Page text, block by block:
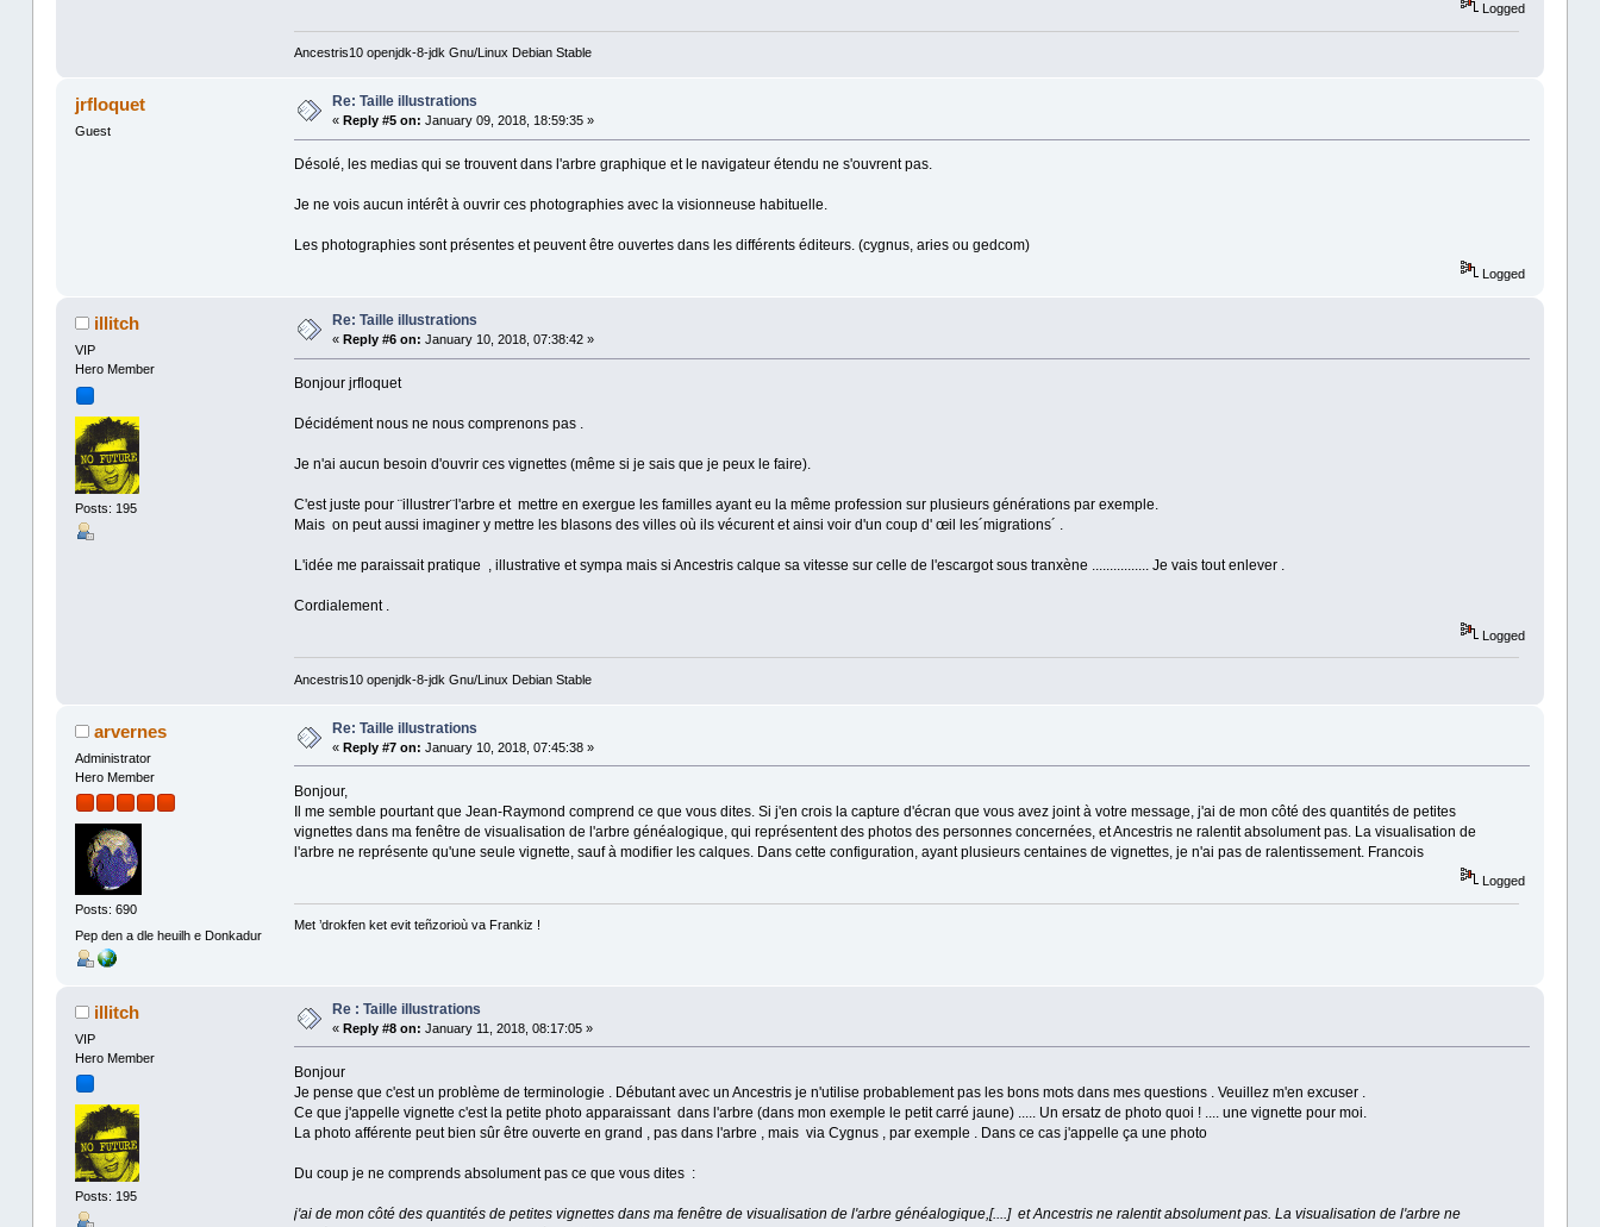
Logged
Ancestris10 openjdk-8-jdk Gnu/Linux Debian Stable
jrfloquet
Guest
Re: Taille illustrations
« Reply #5 on: January 09, 2018, 18:59:35 »
Désolé, les medias qui se trouvent dans l'arbre graphique et le navigateur étendu ne s'ouvrent pas.
Je ne vois aucun intérêt à ouvrir ces photographies avec la visionneuse habituelle.
Les photographies sont présentes et peuvent être ouvertes dans les différents éditeurs. (cygnus, aries ou gedcom)
Logged
illitch
VIP
Hero Member
Posts: 195
Re: Taille illustrations
« Reply #6 on: January 10, 2018, 07:38:42 »
Bonjour jrfloquet
Décidément nous ne nous comprenons pas .
Je n'ai aucun besoin d'ouvrir ces vignettes (même si je sais que je peux le faire).
C'est juste pour ¨illustrer¨l'arbre et mettre en exergue les familles ayant eu la même profession sur plusieurs générations par exemple.
Mais on peut aussi imaginer y mettre les blasons des villes où ils vécurent et ainsi voir d'un coup d' œil les´migrations´ .
L'idée me paraissait pratique , illustrative et sympa mais si Ancestris calque sa vitesse sur celle de l'escargot sous tranxène ................ Je vais tout enlever .
Cordialement .
Logged
Ancestris10 openjdk-8-jdk Gnu/Linux Debian Stable
arvernes
Administrator
Hero Member
Posts: 690
Pep den a dle heuilh e Donkadur
Re: Taille illustrations
« Reply #7 on: January 10, 2018, 07:45:38 »
Bonjour,
Il me semble pourtant que Jean-Raymond comprend ce que vous dites. Si j'en crois la capture d'écran que vous avez joint à votre message, j'ai de mon côté des quantités de petites
vignettes dans ma fenêtre de visualisation de l'arbre généalogique, qui représentent des photos des personnes concernées, et Ancestris ne ralentit absolument pas. La visualisation de
l'arbre ne représente qu'une seule vignette, sauf à modifier les calques. Dans cette configuration, ayant plusieurs centaines de vignettes, je n'ai pas de ralentissement. Francois
Logged
Met ’drokfen ket evit teñzorioù va Frankiz !
illitch
VIP
Hero Member
Posts: 195
Re : Taille illustrations
« Reply #8 on: January 11, 2018, 08:17:05 »
Bonjour
Je pense que c'est un problème de terminologie . Débutant avec un Ancestris je n'utilise probablement pas les bons mots dans mes questions . Veuillez m'en excuser .
Ce que j'appelle vignette c'est la petite photo apparaissant dans l'arbre (dans mon exemple le petit carré jaune) ..... Un ersatz de photo quoi ! .... une vignette pour moi.
La photo afférente peut bien sûr être ouverte en grand , pas dans l'arbre , mais via Cygnus , par exemple . Dans ce cas j'appelle ça une photo
Du coup je ne comprends absolument pas ce que vous dites :
j'ai de mon côté des quantités de petites vignettes dans ma fenêtre de visualisation de l'arbre généalogique,[....] et Ancestris ne ralentit absolument pas. La visualisation de l'arbre ne